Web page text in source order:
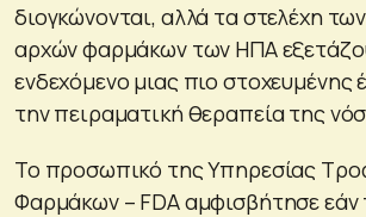
διογκώνονται, αλλά τα στελέχη
αρχών φαρμάκων των ΗΠΑ
ενδεχόμενο μιας πιο στοχευμένης
την πειραματική θεραπεία της
Το προσωπικό της Υπηρεσίας
Φαρμάκων – FDA αμφισβήτησε